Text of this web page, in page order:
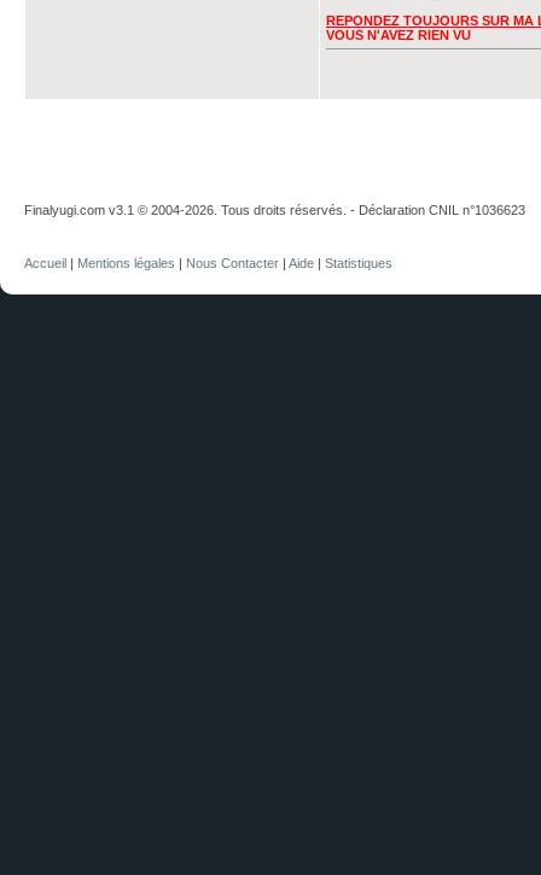
REPONDEZ TOUJOURS SUR MA
VOUS N'AVEZ RIEN VU
Finalyugi.com v3.1 © 2004-2026. Tous droits réservés. - Déclaration CNIL n°1036623
Accueil | Mentions légales | Nous Contacter | Aide | Statistiques